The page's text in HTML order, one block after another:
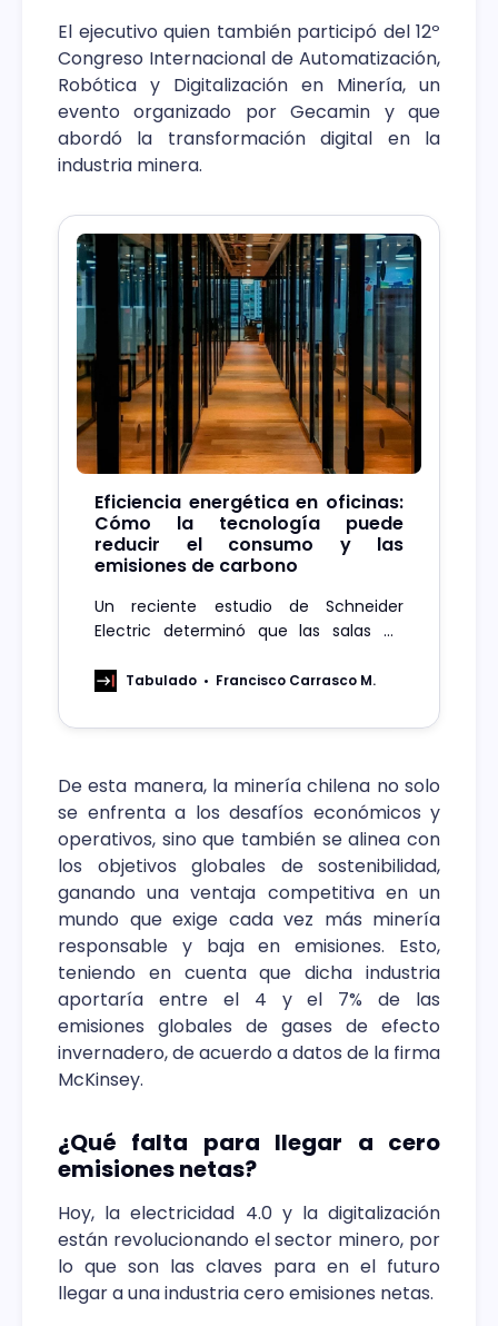
El ejecutivo quien también participó del 12º
Congreso Internacional de Automatización,
Robótica y Digitalización en Minería, un
evento organizado por Gecamin y que
abordó la transformación digital en la
industria minera.
Eficiencia energética en oficinas:
Cómo la tecnología puede
reducir el consumo y las
emisiones de carbono
Un reciente estudio de Schneider
Electric determinó que las salas de
basados en la ocupación permiten
logrando un ahorro del 22% en el
emisiones de carbono.
Tabulado Francisco Carrasco M.
De esta manera, la minería chilena no solo
se enfrenta a los desafíos económicos y
operativos, sino que también se alinea con
los objetivos globales de sostenibilidad,
ganando una ventaja competitiva en un
mundo que exige cada vez más minería
responsable y baja en emisiones. Esto,
teniendo en cuenta que dicha industria
aportaría entre el 4 y el 7% de las
emisiones globales de gases de efecto
invernadero, de acuerdo a datos de la firma
McKinsey.
¿Qué falta para llegar a cero
emisiones netas?
Hoy, la electricidad 4.0 y la digitalización
están revolucionando el sector minero, por
lo que son las claves para en el futuro
llegar a una industria cero emisiones netas.